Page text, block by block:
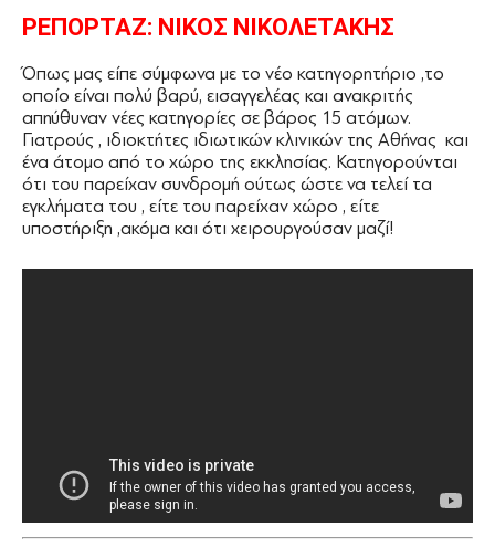
ΡΕΠΟΡΤΑΖ: ΝΙΚΟΣ ΝΙΚΟΛΕΤΑΚΗΣ
Όπως μας είπε σύμφωνα με το νέο κατηγορητήριο ,το
οποίο είναι πολύ βαρύ, εισαγγελέας και ανακριτής
απηύθυναν νέες κατηγορίες σε βάρος 15 ατόμων.
Γιατρούς , ιδιοκτήτες ιδιωτικών κλινικών της Αθήνας και
ένα άτομο από το χώρο της εκκλησίας. Κατηγορούνται
ότι του παρείχαν συνδρομή ούτως ώστε να τελεί τα
εγκλήματα του , είτε του παρείχαν χώρο , είτε
υποστήριξη ,ακόμα και ότι χειρουργούσαν μαζί!